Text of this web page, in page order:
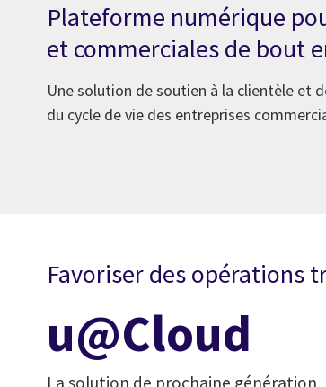
Plateforme numérique
et commerciales de bout
Une solution de soutien à la clientèle et
du cycle de vie des entreprises
Favoriser des opérations
u@Cloud